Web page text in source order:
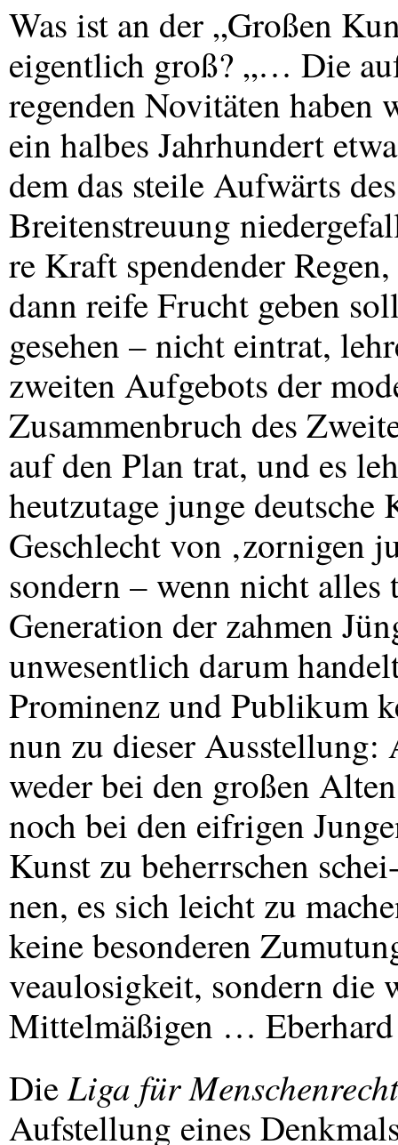
Was ist an der „Großen
eigentlich groß? „… Die
regenden Novitäten haben
ein halbes Jahrhundert
dem das steile Aufwärts
Breitenstreuung
re Kraft spendender
dann reife Frucht geben
gesehen – nicht eintrat,
zweiten Aufgebots der
Zusammenbruch des
auf den Plan trat, und es
heutzutage junge deutsche
Geschlecht von ‚zornigen
sondern – wenn nicht
Generation der zahmen
unwesentlich darum
Prominenz und Publikum
nun zu dieser Ausstellung:
weder bei den großen
noch bei den eifrigen
Kunst zu beherrschen
nen, es sich leicht zu
keine besonderen
veaulosigkeit, sondern die
Mittelmäßigen … Eberhard
DieLiga für
Aufstellung eines